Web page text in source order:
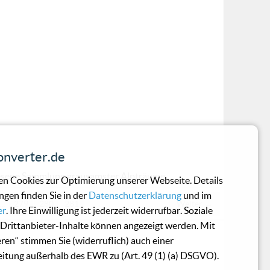
Sammlung grausamster Alpträume
Weiter →
Cookies zur Optimierung unserer Webseite. Details
finden Sie in der Datenschutzerklärung und im
. Ihre Einwilligung ist jederzeit widerrufbar. Soziale
Inhalte können angezeigt werden. Mit
stimmen Sie (widerruflich) auch einer
außerhalb des EWR zu (Art. 49 (1) (a) DSGVO).